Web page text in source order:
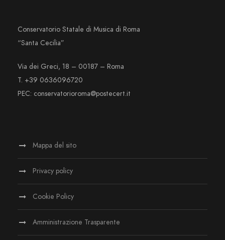
Conservatorio Statale di Musica di Roma
“Santa Cecilia”
Via dei Greci, 18 – 00187 – Roma
T. +39 0636096720
PEC: conservatorioroma@postecert.it
Mappa del sito
Privacy policy
Cookie Policy
Amministrazione Trasparente